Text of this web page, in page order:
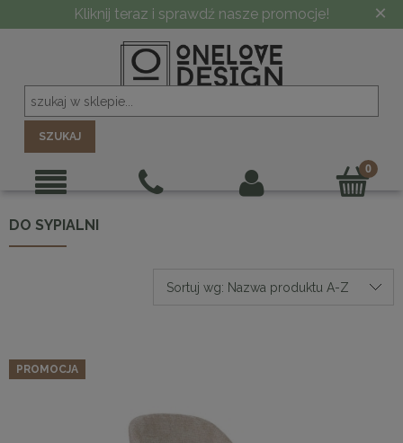
Kliknij teraz i sprawdź nasze promocje! ×
SZUKAJ
DO SYPIALNI
Sortuj wg: Nazwa produktu A-Z
PROMOCJA